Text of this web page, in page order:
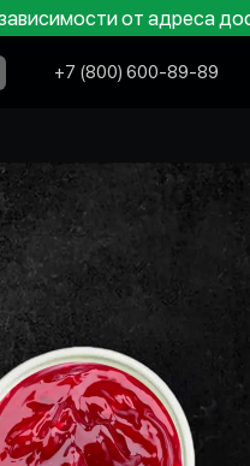
от адреса
+7 (800) 600-89-89